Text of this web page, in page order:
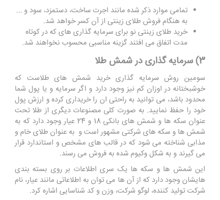
تمامی موارد ذکر شده مانند اجرت ساخت، دستمزد، سود و ...
به هنگام فروش طلای زینتی از آن کسر خواهد شد.
خرید طلای زینتی نو برای سرمایه‌ گذاری های که در کوتاه
‌مدت اتفاق می افتند گزینه مناسبی محسوب نخواهند شد.
3) سرمایه گذاری در شمش طلا
سومین روش سرمایه گذاری خرید شمش های طلاست که
خوشبختانه در اوزان کم نیز وجود دارد و اگر سرمایه و یا پول شما
محدود باشد، می توانید به راحتی ان را خریداری کرده و ارزش پول
خود را حفظ نمایید. به صورت کلی مصنوعات دیگری از طلا تحت
عنوان سکه ها و شمش های بانکی 18 و 24 عیار وجود دارد که به
شمش ها و سکه های شرکتی مشهور است و به عنوان طلای خام و
مذابی شناخته می شود که در قالب ‌های مشخص و استاندارد قرار
می گیرند و به شکل وکیوم شده به فروش می رسند.
این شمش ها و سکه ها یک سری اطلاعات بر روی بسته بندی
هایشان وجود دارد که از آن ها می توان به اطلاعاتی مانند عیار، نام
شرکت تولید کننده، لوگو شرکت، وزن و کد شناسایی اشاره کرد.